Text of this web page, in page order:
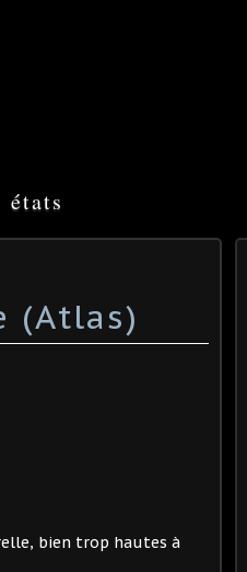
états
(Atlas)
bien trop hautes à